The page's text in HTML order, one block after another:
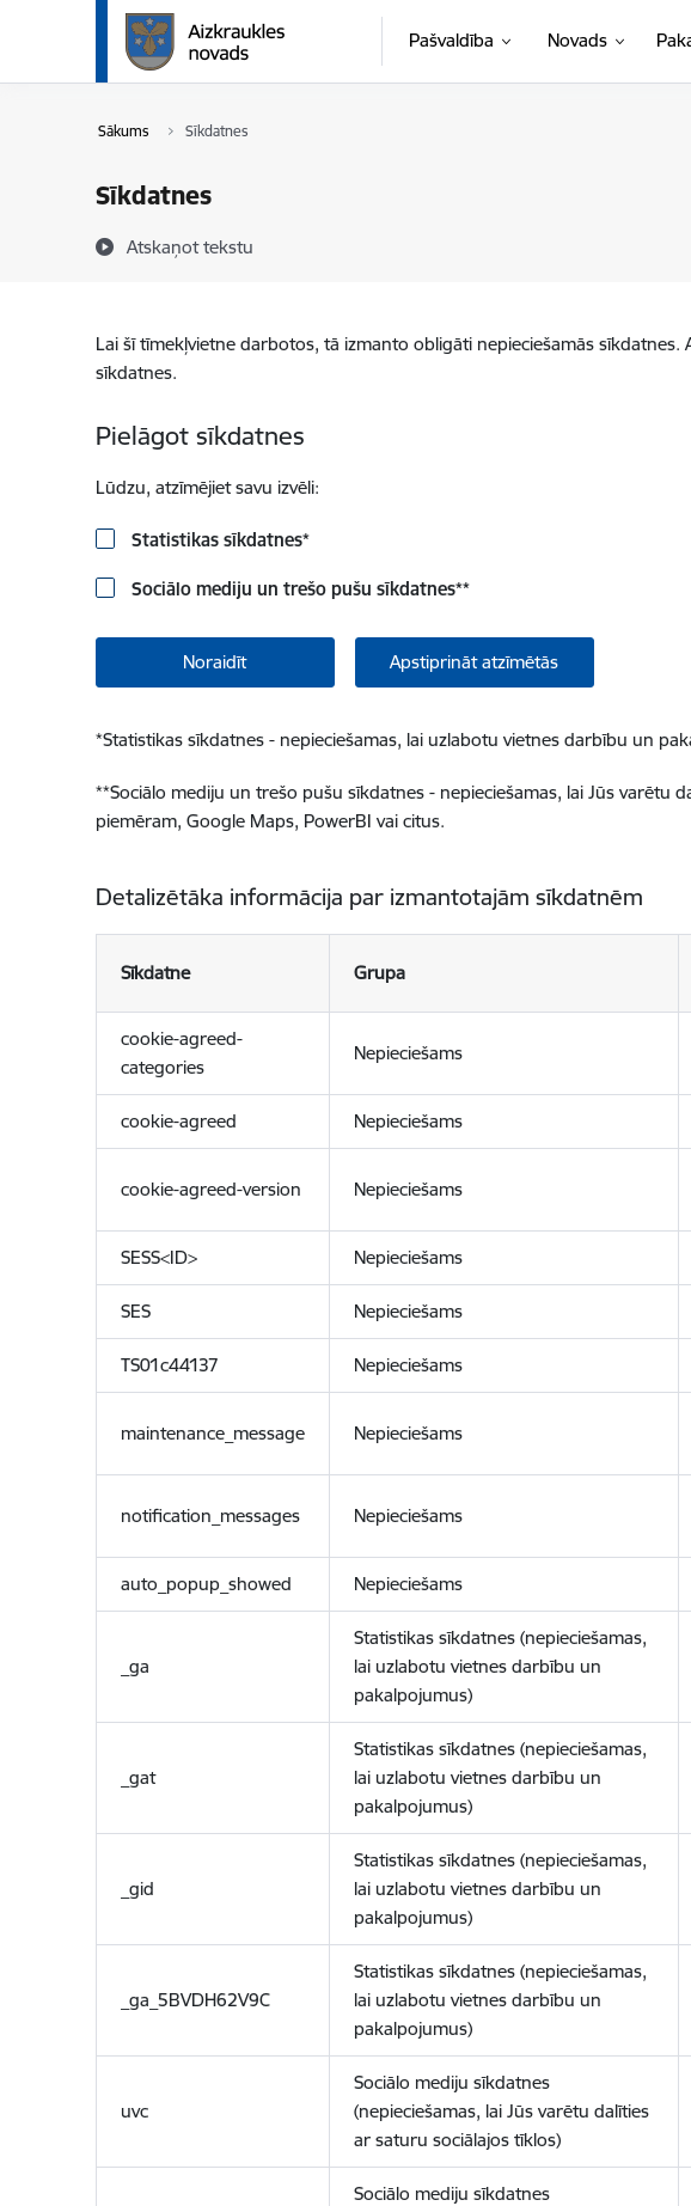
Pāriet uz lapas saturu
Pašvaldība Novads
Sākums Sīkdatnes
Sīkdatnes
Atskaņot tekstu
Lai šī tīmekļvietne darbotos, tā izmanto obligāti nepieciešamās
sīkdatnes.
Pielāgot sīkdatnes
Lūdzu, atzīmējiet savu izvēli:
Statistikas sīkdatnes*
Sociālo mediju un trešo pušu sīkdatnes**
Noraidīt Apstiprināt atzīmētās
*Statistikas sīkdatnes - nepieciešamas, lai uzlabotu vietnes darbību un
**Sociālo mediju un trešo pušu sīkdatnes - nepieciešamas, lai Jūs varētu
piemēram, Google Maps, PowerBI vai citus.
Detalizētāka informācija par izmantotajām sīkdatnēm
Sīkdatne Grupa
cookie-agreed-
categories
Nepieciešams
cookie-agreed Nepieciešams
cookie-agreed-version Nepieciešams
SESS<ID> Nepieciešams
SES Nepieciešams
TS01c44137 Nepieciešams
maintenance_message Nepieciešams
notification_messages Nepieciešams
auto_popup_showed Nepieciešams
_ga
Statistikas sīkdatnes (nepieciešamas,
lai uzlabotu vietnes darbību un
pakalpojumus)
_gat
Statistikas sīkdatnes (nepieciešamas,
lai uzlabotu vietnes darbību un
pakalpojumus)
_gid
Statistikas sīkdatnes (nepieciešamas,
lai uzlabotu vietnes darbību un
pakalpojumus)
_ga_5BVDH62V9C
Statistikas sīkdatnes (nepieciešamas,
lai uzlabotu vietnes darbību un
pakalpojumus)
uvc
Sociālo mediju sīkdatnes
(nepieciešamas, lai Jūs varētu dalīties
ar saturu sociālajos tīklos)
Sociālo mediju sīkdatnes